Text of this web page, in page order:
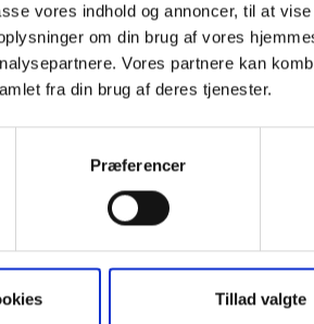
vores indhold og annoncer, til at
om din brug af vores
Vores partnere kan
fra din brug af deres tjenester.
Præferencer
Tillad valgte
Læs mere
udfordring
montage, konsulentydelser,
opgave, et udbud, spørgsmål, søger
løsningsholdet.